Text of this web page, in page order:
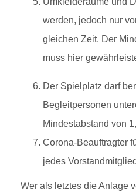
werden, jedoch nur
gleichen Zeit. Der
muss hier
Der Spielplatz darf
Begleitpersonen
Mindestabstand von
Corona-Beauftragter
jedes
Wer als letztes die Anlage